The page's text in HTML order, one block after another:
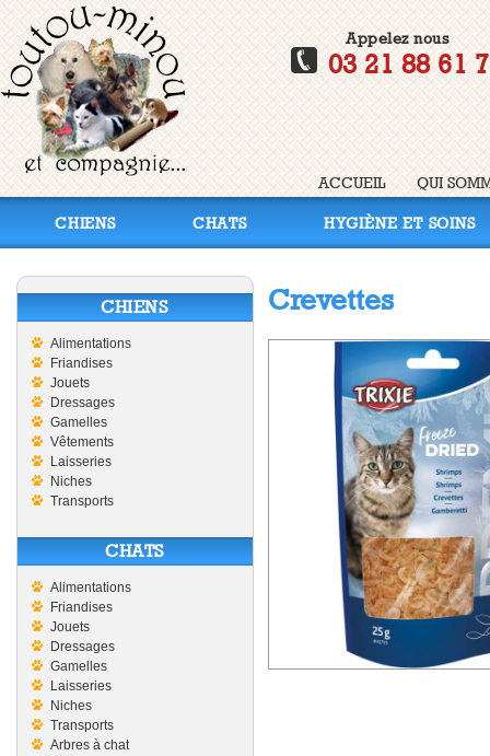
Appelez nous
03 21 88 61
ACCUEIL QUI
CHIENS CHATS HYGIÈNE ET SOINS
CHIENS
Alimentations
Friandises
Jouets
Dressages
Gamelles
Vêtements
Laisseries
Niches
Transports
CHATS
Alimentations
Friandises
Jouets
Dressages
Gamelles
Laisseries
Niches
Transports
Arbres à chat
Crevettes